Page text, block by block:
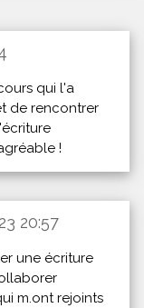
qui l'a
de rencontrer
!
20:57
une écriture
m.ont rejoints